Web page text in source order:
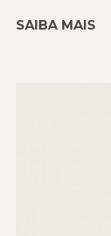
SAIBA MAIS